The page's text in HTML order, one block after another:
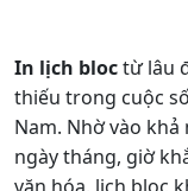
In lịch bloctừ lâu
thiếu trong cuộc
Nam. Nhờ vào
ngày tháng, giờ